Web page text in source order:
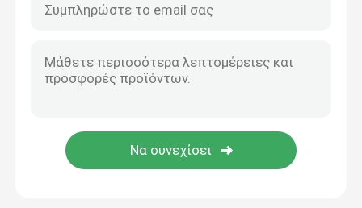
Μέρη βραχιόνων γερανών
Φως γερανών
Σχοινί καλωδίων γερανών